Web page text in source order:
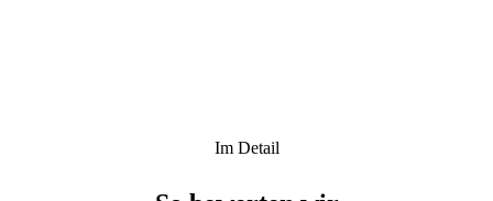
Im Detail